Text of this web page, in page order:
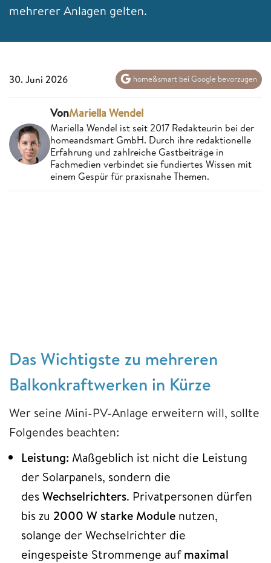
mehrerer Anlagen gelten.
30. Juni 2026 home&smart bei Google bevorzugen
VonMariella Wendel
Mariella Wendel ist seit 2017 Redakteurin bei der
homeandsmart GmbH. Durch ihre redaktionelle
Erfahrung und zahlreiche Gastbeiträge in
Fachmedien verbindet sie fundiertes Wissen mit
einem Gespür für praxisnahe Themen.
Das Wichtigste zu mehreren
Balkonkraftwerken in Kürze
Wer seine Mini-PV-Anlage erweitern will, sollte
Folgendes beachten:
Leistung: Maßgeblich ist nicht die Leistung
der Solarpanels, sondern die
desWechselrichters. Privatpersonen dürfen
bis zu 2000 W starke Module nutzen,
solange der Wechselrichter die
eingespeiste Strommenge aufmaximal